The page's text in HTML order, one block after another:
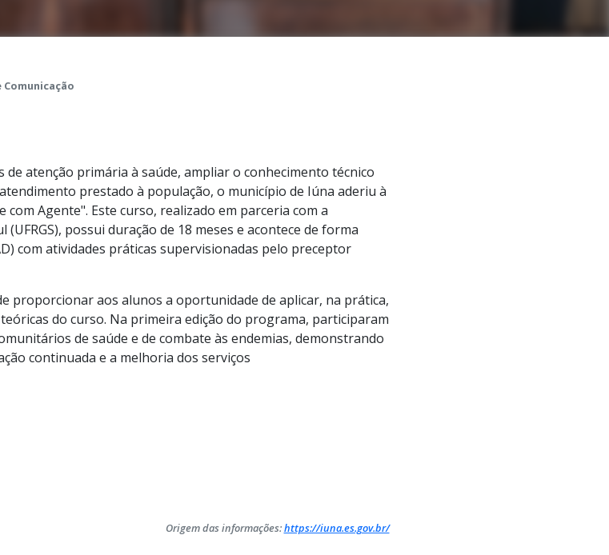
atenção primária à saúde, ampliar o conhecimento técnico
prestado à população, o município de Iúna aderiu à
Agente". Este curso, realizado em parceria com a
(UFRGS), possui duração de 18 meses e acontece de forma
com atividades práticas supervisionadas pelo preceptor
proporcionar aos alunos a oportunidade de aplicar, na prática,
do curso. Na primeira edição do programa, participaram
de saúde e de combate às endemias, demonstrando
continuada e a melhoria dos serviços
Origem das informações:https://iuna.es.gov.br/